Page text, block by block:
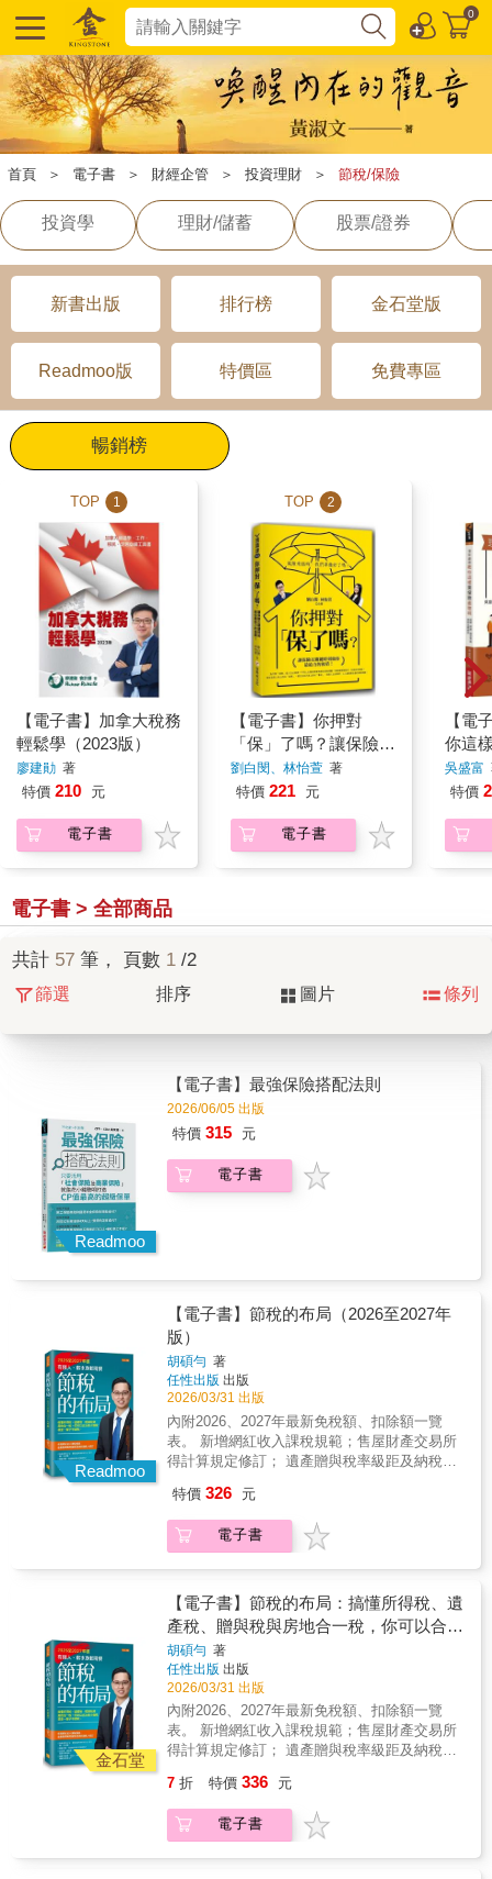
0
首頁 ＞ 電子書 ＞ 財經企管 ＞ 投資理財 ＞ 節稅/保險
投資學 理財/儲蓄 股票/證券
新書出版 排行榜 金石堂版
Readmoo版 特價區 免費專區
暢銷榜
TOP 1
【電子書】加拿大稅務
輕鬆學（2023版）
廖建勛 著
特價 210 元
電子書
TOP 2
【電子書】你押對
「保」了嗎？讓保險在
關鍵時刻做你最給力的
後盾！
劉白閔、林怡萱 著
特價 221 元
電子書
【電
你這
吳盛富
特價
電子書 > 全部商品
共計 57 筆， 頁數 1 /2
篩選 排序 圖片 條列
Readmoo
【電子書】最強保險搭配法則
2026/06/05 出版
特價 315 元
電子書
Readmoo
【電子書】節稅的布局（2026至2027年
版）
胡碩勻 著
任性出版 出版
2026/03/31 出版
內附2026、2027年最新免稅額、扣除額一覽
表。 新增網紅收入課稅規範；售屋財產交易所
得計算規定修訂； 遺產贈與稅率級距及納稅義
兒子或外傭，可以嗎？ ◎媽媽再婚，我能繼承
繼父的遺產嗎？ ◎長照費、看護費、坐月子的
錢，這些費用能不能做列舉扣除？ ◎網紅的收
局法眼， 甚至誤以為，節稅是有錢人才要做的
事，跟自己無關。 但天天在幫老闆做節稅規劃
的信達聯合會計師事務所所長胡碩勻說， 變有
錢的第一步就是懂節稅，因為節稅跟收入多寡
無關， 是一種你對自己財富配置的布局，領死
薪水的上班族更需要。 不論是小資族、頂客
族、單身族，或四口家庭， 小從每月薪水自提
勞退金、買保險，大到數百萬的房屋貸款到遺
產規畫， 只要你搞懂政府收稅的遊戲規則，不
僅可以合法節稅，還能幫自己加薪。 ◎讓錢流
百百種，政府最愛這10種： 薪資、利息、
租賃、財產交易、中獎……這些有憑有據的收
入通通都要報稅， 那麼，領死薪水的你要怎麼
特價 326 元
電子書
金石堂
【電子書】節稅的布局：搞懂所得稅、遺
產稅、贈與稅與房地合一稅，你可以合法
的少繳稅，甚至一輩子不繳稅。
胡碩勻 著
任性出版 出版
2026/03/31 出版
內附2026、2027年最新免稅額、扣除額一覽
表。 新增網紅收入課稅規範；售屋財產交易所
得計算規定修訂； 遺產贈與稅率級距及納稅義
兒子或外傭，可以嗎？ ◎媽媽再婚，我能繼承
繼父的遺產嗎？ ◎長照費、看護費、坐月子的
錢，這些費用能不能做列舉扣除？ ◎網紅的收
7 折 特價 336 元
電子書